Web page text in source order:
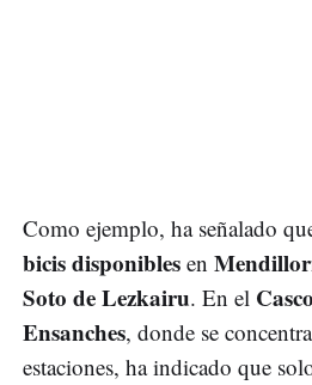
Como ejemplo, ha señalado
bicis disponibles en
Soto de Lezkairu. En el
Ensanches, donde se
estaciones, ha indicado que